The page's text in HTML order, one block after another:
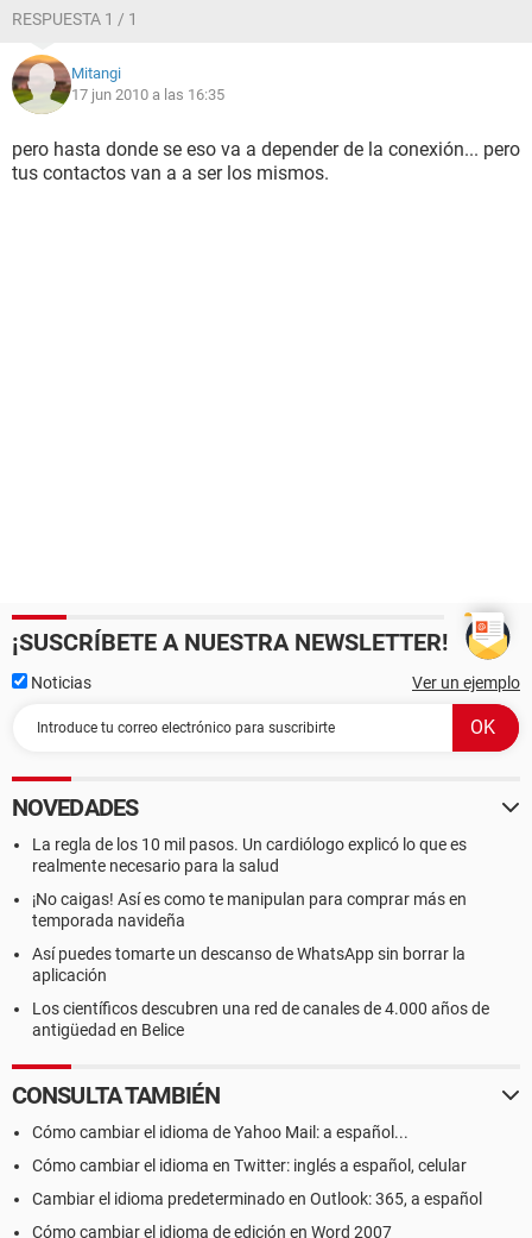
RESPUESTA 1 / 1
Mitangi
17 jun 2010 a las 16:35
pero hasta donde se eso va a depender de la conexión... pero
tus contactos van a a ser los mismos.
¡SUSCRÍBETE A NUESTRA NEWSLETTER!
Noticias Ver un ejemplo
NOVEDADES
La regla de los 10 mil pasos. Un cardiólogo explicó lo que es
realmente necesario para la salud
¡No caigas! Así es como te manipulan para comprar más en
temporada navideña
Así puedes tomarte un descanso de WhatsApp sin borrar la
aplicación
Los científicos descubren una red de canales de 4.000 años de
antigüedad en Belice
CONSULTA TAMBIÉN
Cómo cambiar el idioma de Yahoo Mail: a español...
Cómo cambiar el idioma en Twitter: inglés a español, celular
Cambiar el idioma predeterminado en Outlook: 365, a español
Cómo cambiar el idioma de edición en Word 2007